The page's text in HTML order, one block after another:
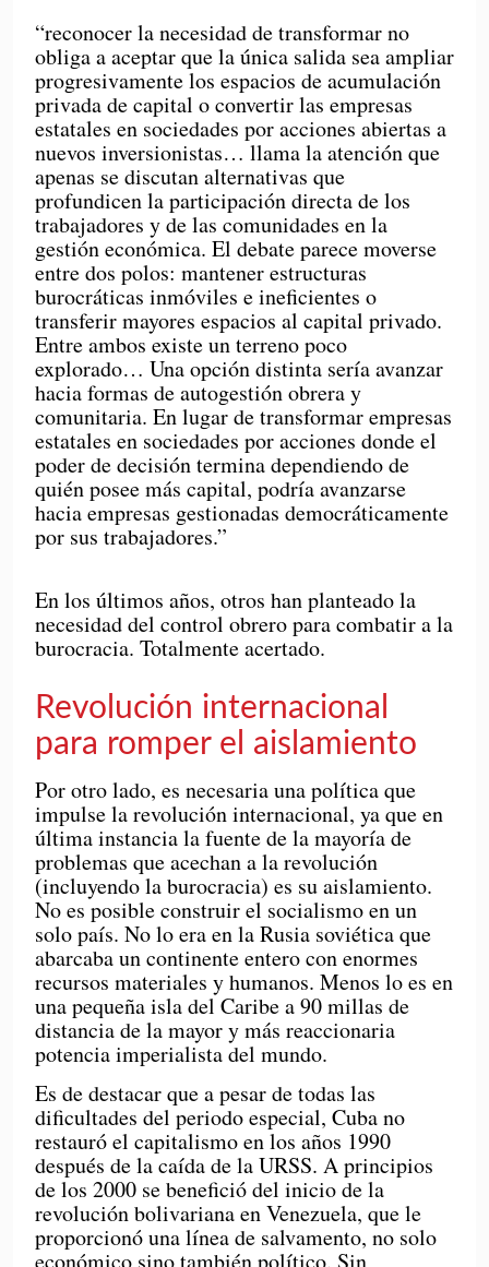
“reconocer la necesidad de transformar no
obliga a aceptar que la única salida sea ampliar
progresivamente los espacios de acumulación
privada de capital o convertir las empresas
estatales en sociedades por acciones abiertas a
nuevos inversionistas… llama la atención que
apenas se discutan alternativas que
profundicen la participación directa de los
trabajadores y de las comunidades en la
gestión económica. El debate parece moverse
entre dos polos: mantener estructuras
burocráticas inmóviles e ineficientes o
transferir mayores espacios al capital privado.
Entre ambos existe un terreno poco
explorado… Una opción distinta sería avanzar
hacia formas de autogestión obrera y
comunitaria. En lugar de transformar empresas
estatales en sociedades por acciones donde el
poder de decisión termina dependiendo de
quién posee más capital, podría avanzarse
hacia empresas gestionadas democráticamente
por sus trabajadores.”
En los últimos años, otros han planteado la
necesidad del control obrero para combatir a la
burocracia. Totalmente acertado.
Revolución internacional
para romper el aislamiento
Por otro lado, es necesaria una política que
impulse la revolución internacional, ya que en
última instancia la fuente de la mayoría de
problemas que acechan a la revolución
(incluyendo la burocracia) es su aislamiento.
No es posible construir el socialismo en un
solo país. No lo era en la Rusia soviética que
abarcaba un continente entero con enormes
recursos materiales y humanos. Menos lo es en
una pequeña isla del Caribe a 90 millas de
distancia de la mayor y más reaccionaria
potencia imperialista del mundo.
Es de destacar que a pesar de todas las
dificultades del periodo especial, Cuba no
restauró el capitalismo en los años 1990
después de la caída de la URSS. A principios
de los 2000 se benefició del inicio de la
revolución bolivariana en Venezuela, que le
proporcionó una línea de salvamento, no solo
económico sino también político. Sin